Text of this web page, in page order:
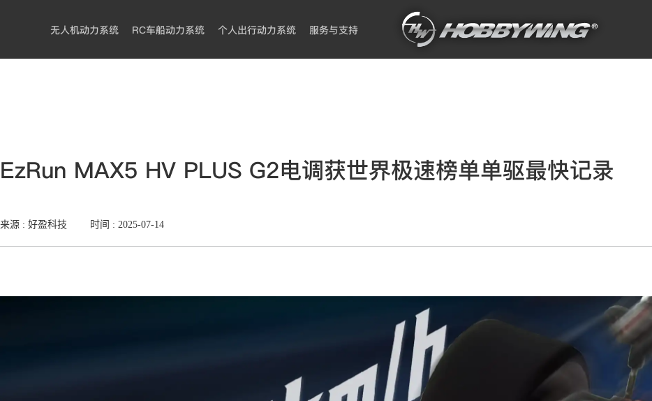
无人机动力系统 RC车船动力系统 个人出行动力系统 服务与支持
EzRun MAX5 HV PLUS G2电调获世界极速榜单单驱最快记录
来源 : 好盈科技 时间 : 2025-07-14